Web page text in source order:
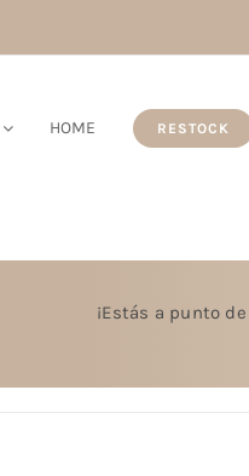
HOME RESTOCK
¡Estás a punto